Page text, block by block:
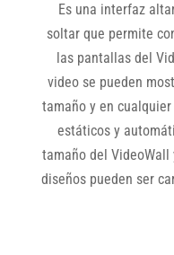
Es una interfaz
soltar que permite
las pantallas del
video se pueden
tamaño y en
estáticos y
tamaño del
diseños pueden ser